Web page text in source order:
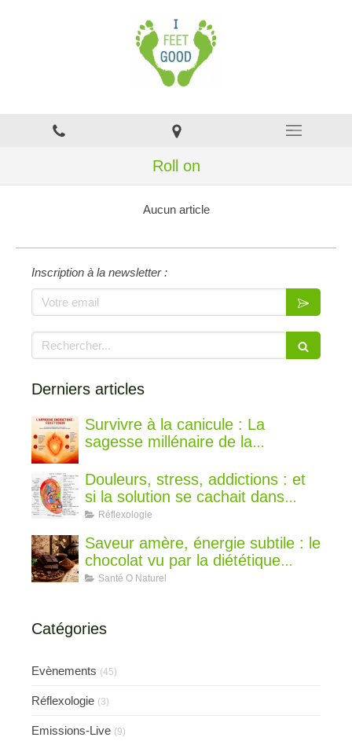
Roll on
Aucun article
Inscription à la newsletter :
Votre email
Rechercher
Derniers articles
Survivre à la canicule : La
sagesse millénaire de la
frais
Douleurs, stress, addictions : et
si la solution se cachait dans
votre oreille ?
Réflexologie
Saveur amère, énergie subtile : le
chocolat vu par la diététique
chinoise
Santé O Naturel
Catégories
Evènements (45)
Réflexologie (3)
Emissions-Live (9)